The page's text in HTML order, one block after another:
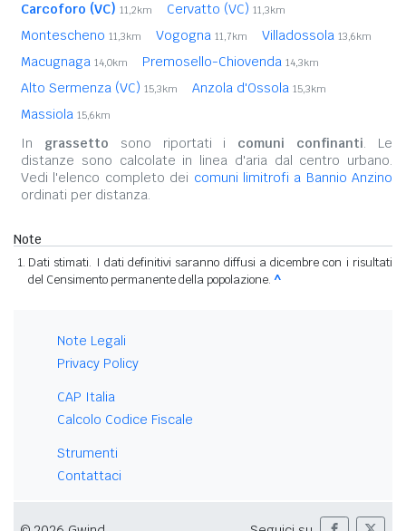
Carcoforo (VC) 11,2km Cervatto (VC) 11,3km
Montescheno 11,3km Vogogna 11,7km Villadossola 13,6km
Macugnaga 14,0km Premosello-Chiovenda 14,3km
Alto Sermenza (VC) 15,3km Anzola d'Ossola 15,3km
Massiola 15,6km
In grassetto sono riportati i comuni confinanti. Le
distanze sono calcolate in linea d'aria dal centro urbano.
Vedi l'elenco completo dei comuni limitrofi a Bannio Anzino
ordinati per distanza.
Note
Dati stimati. I dati definitivi saranno diffusi a dicembre con i risultati
del Censimento permanente della popolazione. ^
Note Legali
Privacy Policy
CAP Italia
Calcolo Codice Fiscale
Strumenti
Contattaci